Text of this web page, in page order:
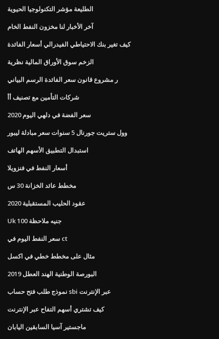
الطليعة مؤشر التكنولوجيا الحيوية
آخر الأخبار لنا مخزون النفط الخام
كيف تغير بنك الاحتياطي الفيدرالي أسعار الفائدة
الزخم سوق الأوراق المالية نظرية
ر مشروع قانون سعر الفائدة الرسم البياني
شركات التأمين مع تصنيف أأ
سعر الفضة في دلهي اليوم 2020
وول ستريت جورنال 5 سنوات سعر مبادلة ليبور
استبدال التطبيق الأسهم الهاتف
أسعار النفط في فنزويلا
مخطط عائد الخزانة 30 س
عقود الحليب المستقبلية 2020
Uk 100 جنيه ملاحظة
سعر النفط اليوم في ct
مثال على مخطط خطي في اكسل
البورصة الوطنية الهند العطل 2019
نموذج طلب فتح حساب sbi عبر الإنترنت
كيف تشتري أسهم التفاح عبر الإنترنت
ماجستير آسيا السابقين اليابان